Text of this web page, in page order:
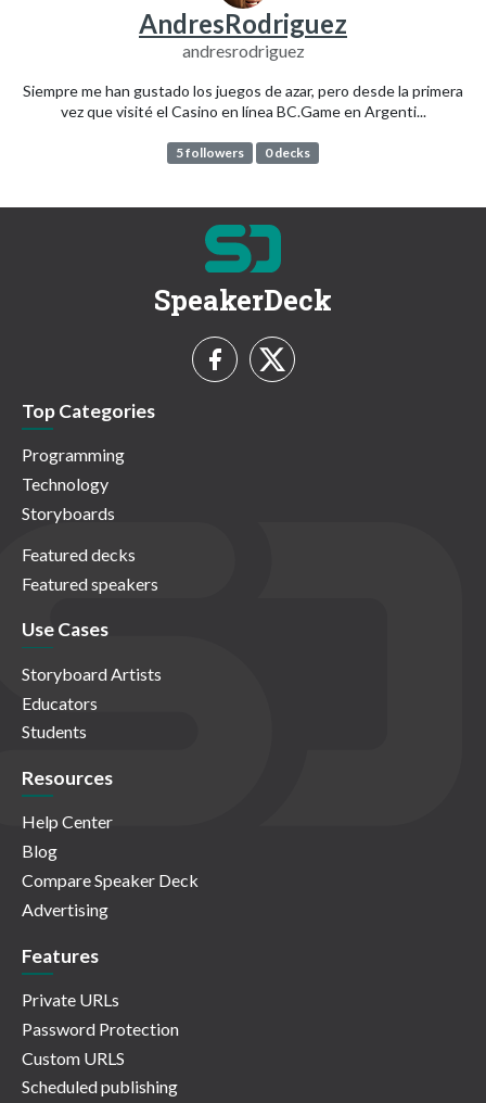
AndresRodriguez
andresrodriguez
Siempre me han gustado los juegos de azar, pero desde la primera
vez que visité el Casino en línea BC.Game en Argenti...
5 followers 0 decks
SpeakerDeck
Top Categories
Programming
Technology
Storyboards
Featured decks
Featured speakers
Use Cases
Storyboard Artists
Educators
Students
Resources
Help Center
Blog
Compare Speaker Deck
Advertising
Features
Private URLs
Password Protection
Custom URLS
Scheduled publishing